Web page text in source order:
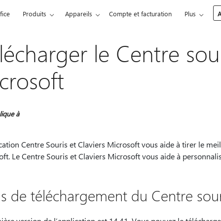
Produits Appareils Compte et facturation Plus
le Centre
à
Centre Souris et Claviers Microsoft vous aide à tirer le
Le Centre Souris et Claviers Microsoft vous aide à
de téléchargement du Centre